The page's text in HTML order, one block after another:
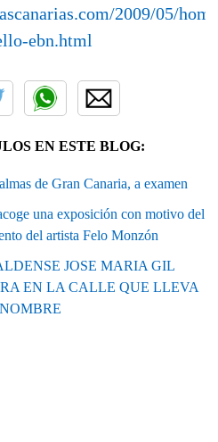
2009/05/
ebn.html
EN ESTE BLOG:
de Gran Canaria, a examen
una exposición con motivo del
del artista Felo Monzón
JOSE MARIA GIL
EN LA CALLE QUE LLEVA